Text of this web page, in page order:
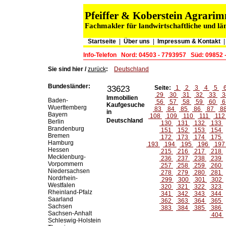
Pfeiffer & Koberstein
Fachmakler für landwirtschaftliche und
Startseite| Über uns Impressum & Kontakt
Info-Telefon
Nord: 04503 - 7793957
Süd: 09852
Sie sind hier /zurück: Deutschland
Bundesländer:
Baden-
Wuerttemberg
Bayern
Berlin
Brandenburg
Bremen
Hamburg
Hessen
Mecklenburg-
Vorpommern
Niedersachsen
Nordrhein-
Westfalen
Rheinland-Pfalz
Saarland
Sachsen
Sachsen-Anhalt
Schleswig-Holstein
33623
Immobilien
Kaufgesuche
in
Deutschland
Seite: 1 2 3 4 5
29
30 31 32 33
56
57 58 59 60
83
84 85 86 87
108
109 110 111
112
130
131 132
133
151
152 153
154
172
173 174
175
193
194 195 196
197
215
216 217
218
236
237 238
239
257
258 259
260
278
279 280
281
299
300 301
302
320
321 322
323
341
342 343
344
362
363 364
365
383
384 385
386
404